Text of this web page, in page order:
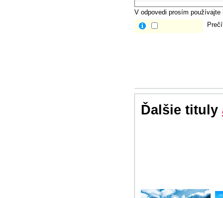
V odpovedi prosím
Ďalšie tituly